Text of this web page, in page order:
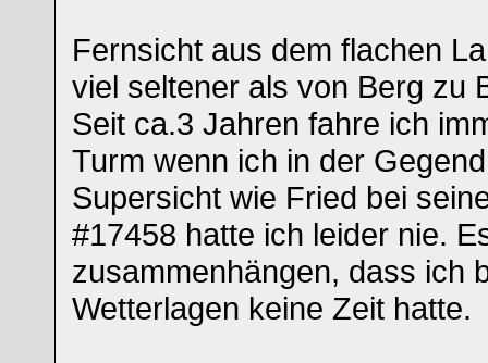
Fernsicht aus dem flachen
viel seltener als von Berg zu
Seit ca.3 Jahren fahre ich
Turm wenn ich in der
Supersicht wie Fried bei
#17458 hatte ich leider nie.
zusammenhängen, dass ich
Wetterlagen keine Zeit hatte.